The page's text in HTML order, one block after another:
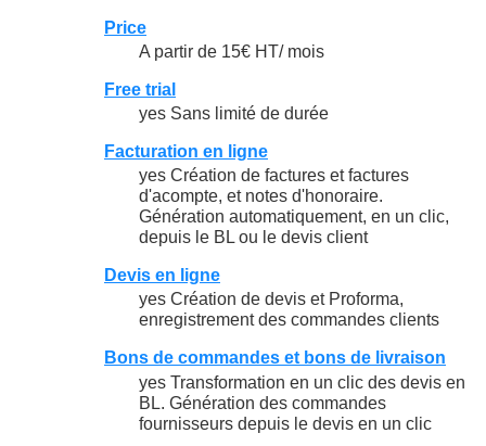
Price
A partir de 15€ HT/ mois
Free trial
yes Sans limité de durée
Facturation en ligne
yes Création de factures et factures
d'acompte, et notes d'honoraire.
Génération automatiquement, en un clic,
depuis le BL ou le devis client
Devis en ligne
yes Création de devis et Proforma,
enregistrement des commandes clients
Bons de commandes et bons de livraison
yes Transformation en un clic des devis en
BL. Génération des commandes
fournisseurs depuis le devis en un clic